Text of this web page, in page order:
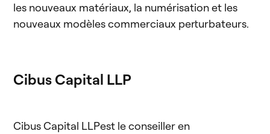
les nouveaux matériaux, la numérisation et les
nouveaux modèles commerciaux perturbateurs.
Cibus Capital LLP
Cibus Capital LLPest le conseiller en